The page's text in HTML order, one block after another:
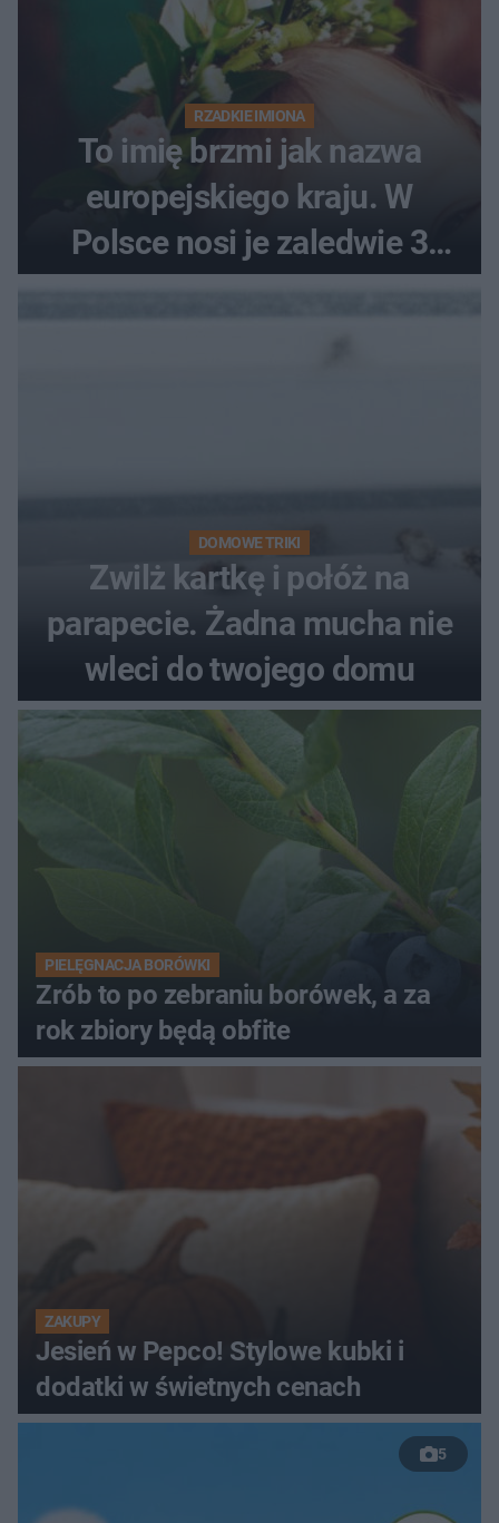
RZADKIE IMIONA
To imię brzmi jak nazwa
europejskiego kraju. W
Polsce nosi je zaledwie 3
kobiety
DOMOWE TRIKI
Zwilż kartkę i połóż na
parapecie. Żadna mucha nie
wleci do twojego domu
PIELĘGNACJA BORÓWKI
Zrób to po zebraniu borówek, a za
rok zbiory będą obfite
ZAKUPY
Jesień w Pepco! Stylowe kubki i
dodatki w świetnych cenach
5